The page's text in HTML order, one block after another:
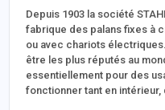
Depuis 1903 la société
fabrique des palans fixes à
ou avec chariots
être les plus réputés au
essentiellement pour des
fonctionner tant en intérieur,